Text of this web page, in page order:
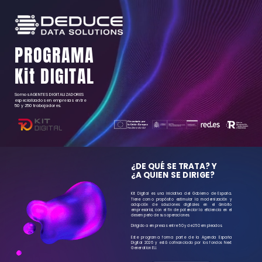
PROGRAMA
Kit DIGITAL
Somos AGENTES DIGITALIZADORES
especializados en empresas entre
50 y 250 trabajadores.
¿DE QUÉ SE TRATA? Y
¿A QUIEN SE DIRIGE?
Kit Digital es una iniciativa del Gobierno de España.
Tiene como propósito estimular la modernización y
adopción de soluciones digitales en el ámbito
empresarial, con el fin de potenciar la eficiencia en el
desempeño de sus operaciones.
Dirigido a empresas entre 50 y de 250 empleados.
Este programa forma parte de la Agenda España
Digital 2026 y está cofinanciado por los fondos Next
Generation EU.